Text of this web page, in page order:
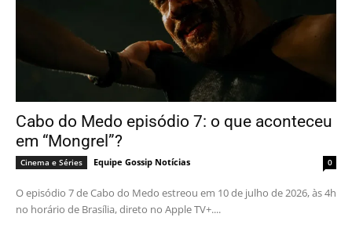
Cabo do Medo episódio 7: o que aconteceu
em “Mongrel”?
Cinema e Séries Equipe Gossip Notícias 0
O episódio 7 de Cabo do Medo estreou em 10 de julho de 2026, às 4h
no horário de Brasília, direto no Apple TV+....